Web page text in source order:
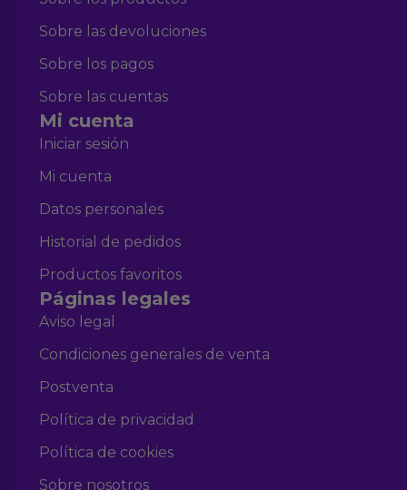
Sobre las devoluciones
Sobre los pagos
Sobre las cuentas
Mi cuenta
Iniciar sesión
Mi cuenta
Datos personales
Historial de pedidos
Productos favoritos
Páginas legales
Aviso legal
Condiciones generales de venta
Postventa
Política de privacidad
Política de cookies
Sobre nosotros